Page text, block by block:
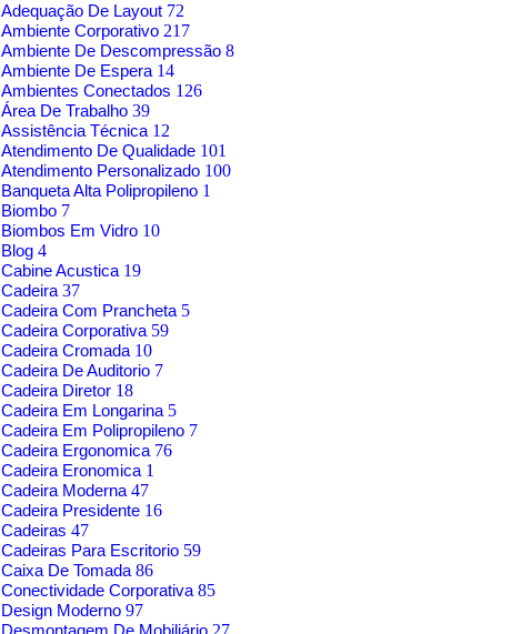
Adequação De Layout 72
Ambiente Corporativo 217
Ambiente De Descompressão 8
Ambiente De Espera 14
Ambientes Conectados 126
Área De Trabalho 39
Assistência Técnica 12
Atendimento De Qualidade 101
Atendimento Personalizado 100
Banqueta Alta Polipropileno 1
Biombo 7
Biombos Em Vidro 10
Blog 4
Cabine Acustica 19
Cadeira 37
Cadeira Com Prancheta 5
Cadeira Corporativa 59
Cadeira Cromada 10
Cadeira De Auditorio 7
Cadeira Diretor 18
Cadeira Em Longarina 5
Cadeira Em Polipropileno 7
Cadeira Ergonomica 76
Cadeira Eronomica 1
Cadeira Moderna 47
Cadeira Presidente 16
Cadeiras 47
Cadeiras Para Escritorio 59
Caixa De Tomada 86
Conectividade Corporativa 85
Design Moderno 97